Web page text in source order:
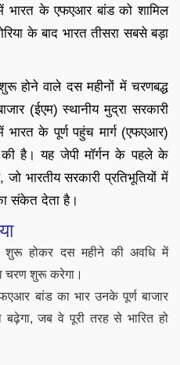
भारत के एफएआर बांड को शामिल
के बाद भारत तीसरा सबसे बड़ा
होने वाले दस महीनों में चरणबद्ध
(ईएम) स्थानीय मुद्रा सरकारी
के पूर्ण पहुंच मार्ग (एफएआर)
की है। यह जेपी मॉर्गन के पहले के
भारतीय सरकारी प्रतिभूतियों में
संकेत देता है।
शुरू होकर दस महीने की अवधि में
चरण शुरू करेगा।
बांड का भार उनके पूर्ण बाजार
जब वे पूरी तरह से भारित हो